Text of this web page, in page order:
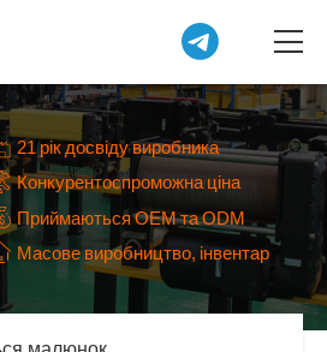
21 рік досвіду виробника
Конкурентоспроможна ціна
Приймаються OEM та ODM
Масове виробництво, інвентар